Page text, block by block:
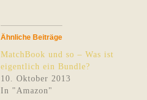
Ähnliche Beiträge
MatchBook und so – Was ist
eigentlich ein Bundle?
10. Oktober 2013
In "Amazon"